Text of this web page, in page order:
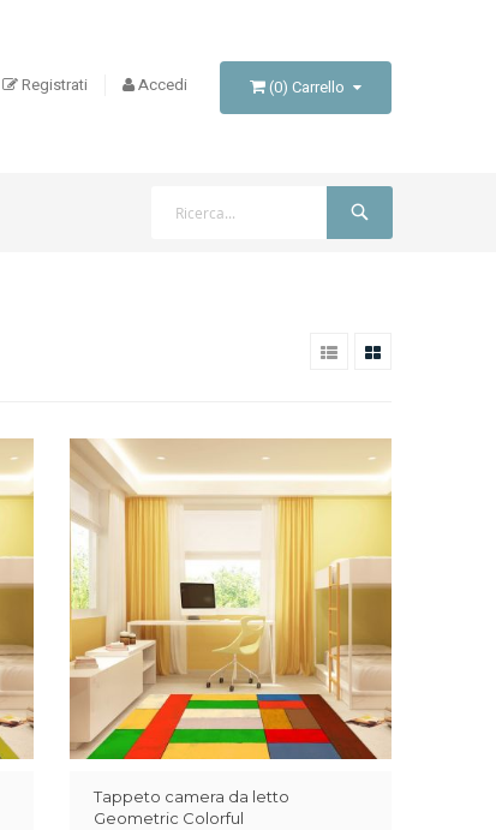
(0) Carrello
Registrati Accedi
Tappeto camera da letto
Geometric Colorful